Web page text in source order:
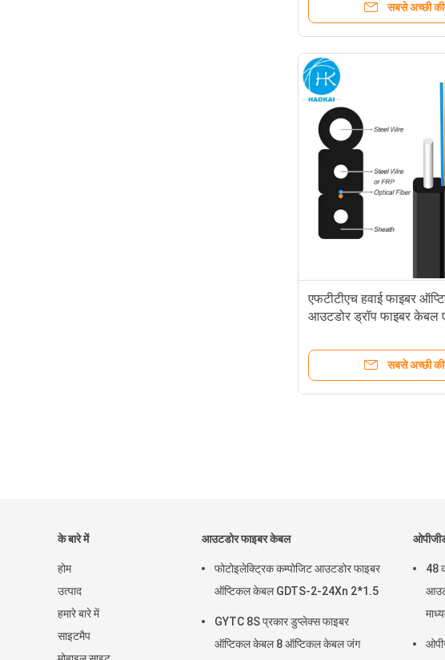
सबसे अच्छी
एफटीटीएच हवाई फाइबर
आउटडोर ड्रॉप फाइबर
सबसे अच्छी
के बारे में
होम
उत्पाद
हमारे बारे में
साइटमैप
आउटडोर फाइबर केबल
फोटोइलेक्ट्रिक कम्पोजिट आउटडोर फाइबर
ऑप्टिकल केबल GDTS-2-24Xn 2*1.5
GYTC 8S प्रकार डुप्लेक्स फाइबर
ऑप्टिकल केबल 8 ऑप्टिकल केबल जंग
48